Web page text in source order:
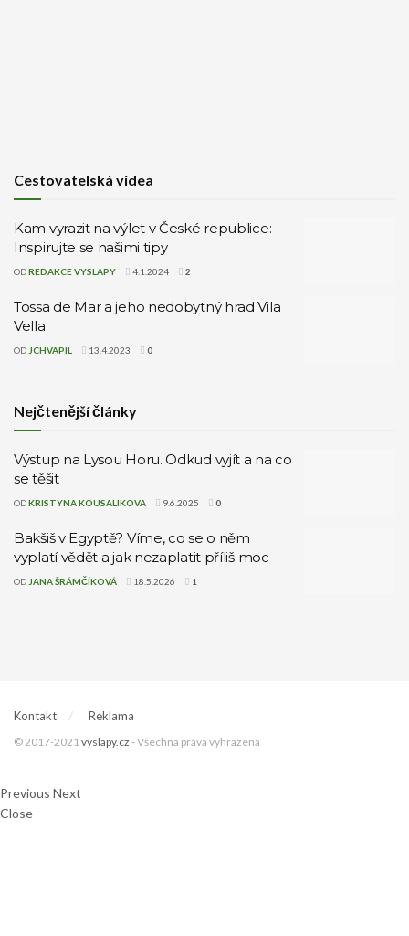
Cestovatelská videa
Kam vyrazit na výlet v České republice:
Inspirujte se našimi tipy
ODREDAKCE VYSLAPY 4.1.2024 2
Tossa de Mar a jeho nedobytný hrad Vila
Vella
OD JCHVAPIL 13.4.2023 0
Nejčtenější články
Výstup na Lysou Horu. Odkud vyjít a na co
se těšit
ODKRISTYNA KOUSALIKOVA 9.6.2025 0
Bakšiš v Egyptě? Víme, co se o něm
vyplatí vědět a jak nezaplatit příliš moc
OD JANA ŠRÁMČÍKOVÁ 18.5.2026 1
Kontakt Reklama
© 2017-2021 vyslapy.cz - Všechna práva vyhrazena
Previous Next
Close